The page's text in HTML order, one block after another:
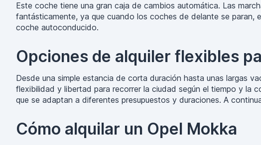
Este coche tiene una gran caja de cambios automática. Las
fantásticamente, ya que cuando los coches de delante se
coche autoconducido.
Opciones de alquiler flexibles
Desde una simple estancia de corta duración hasta unas largas
flexibilidad y libertad para recorrer la ciudad según el tiempo y la
que se adaptan a diferentes presupuestos y duraciones. A
Cómo alquilar un Opel Mokka